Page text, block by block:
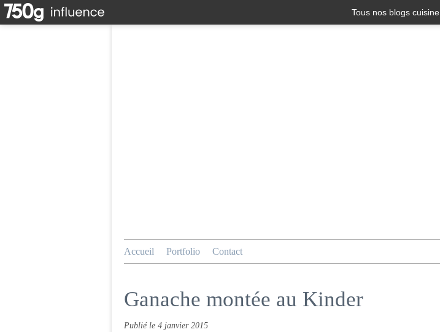
Tous nos blogs cuisine
Accueil Portfolio Contact
Ganache montée au Kinder
Publié le 4 janvier 2015